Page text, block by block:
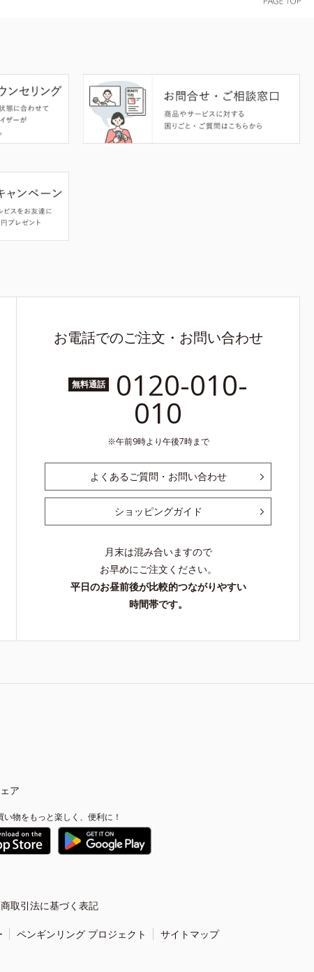
お電話でのご注文・お問い合わせ
無料通話 0120-010-
010
午前9時より午後7時まで
よくあるご質問・お問い合わせ
ショッピングガイド
月末は混み合いますので
お早めにご注文ください。
平日のお昼前後が比較的つながりやすい
時間帯です。
ア
い物をもっと楽しく、便利に！
取引法に基づく表記
ペンギンリング プロジェクト サイトマップ